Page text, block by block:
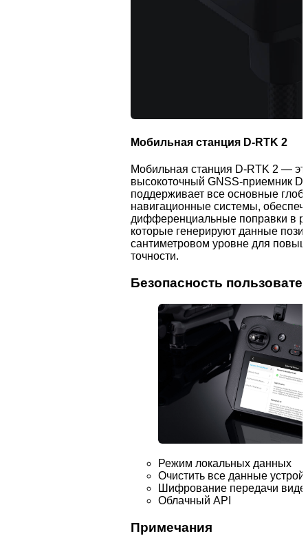
Мобильная станция D-RTK 2
Мобильная станция D-RTK 2 —
высокоточный GNSS-приемник
поддерживает все основные
навигационные системы,
дифференциальные поправки в
которые генерируют данные
сантиметровом уровне для
точности.
Безопасность
Режим локальных данных
Очистить все данные
Шифрование передачи
Облачный API
Примечания